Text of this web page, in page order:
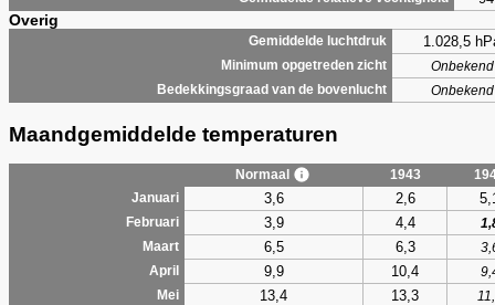
Overig
Gemiddelde luchtdruk 1.028,5
Minimum opgetreden zicht
Onbekend
Bedekkingsgraad van de bovenlucht
Onbekend
Maandgemiddelde temperaturen
Normaal 1943
Januari
3,6 2,6
Februari 3,9 4,4
Maart
6,5 6,3
April
9,9 10,4
Mei
13,4 13,3